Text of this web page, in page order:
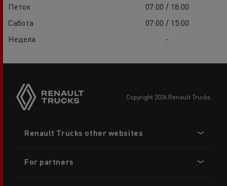
Петок
07:00 / 18:00
Сабота
07:00 / 15:00
Недела
-
copyright 2026 Renault Trucks
menu
Renault Trucks other websites
For partners